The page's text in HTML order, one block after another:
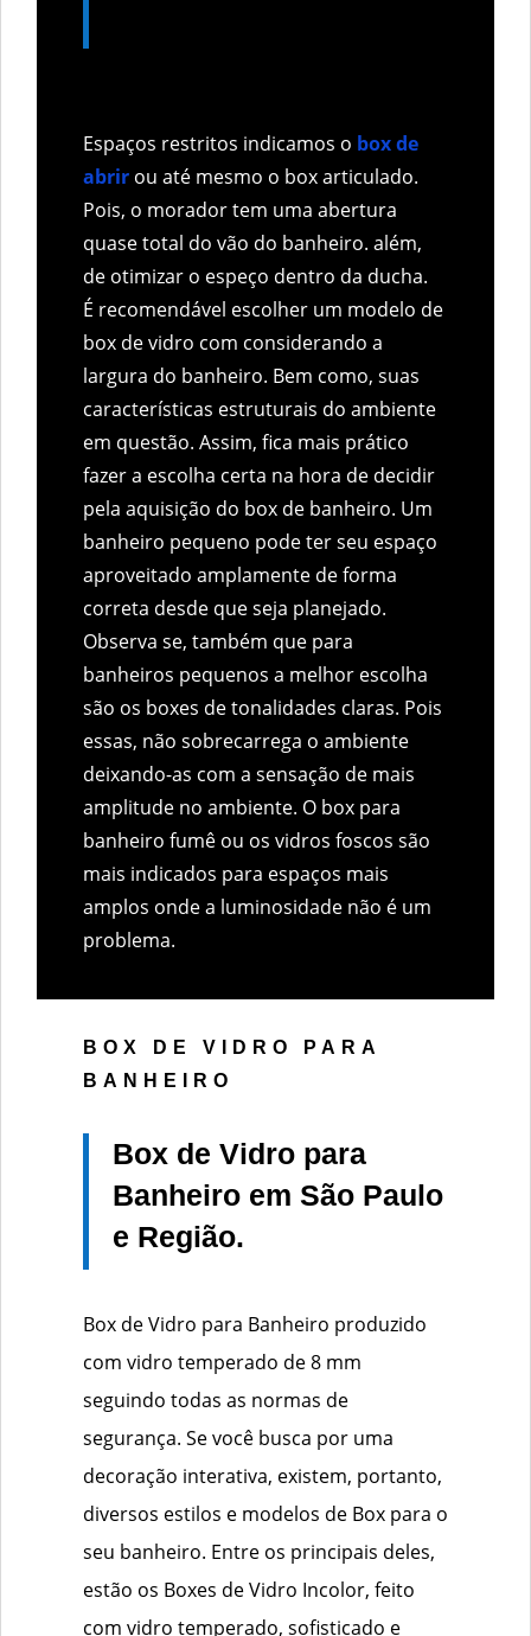
Espaços restritos indicamos o box de
abrirou até mesmo o box articulado.
Pois, o morador tem uma abertura
quase total do vão do banheiro. além,
de otimizar o espeço dentro da ducha.
É recomendável escolher um modelo de
box de vidro com considerando a
largura do banheiro. Bem como, suas
características estruturais do ambiente
em questão. Assim, fica mais prático
fazer a escolha certa na hora de decidir
pela aquisição do box de banheiro. Um
banheiro pequeno pode ter seu espaço
aproveitado amplamente de forma
correta desde que seja planejado.
Observa se, também que para
banheiros pequenos a melhor escolha
são os boxes de tonalidades claras. Pois
essas, não sobrecarrega o ambiente
deixando-as com a sensação de mais
amplitude no ambiente. O box para
banheiro fumê ou os vidros foscos são
mais indicados para espaços mais
amplos onde a luminosidade não é um
problema.
BOX DE VIDRO PARA
BANHEIRO
Box de Vidro para
Banheiro em São Paulo
e Região.
Box de Vidro para Banheiro produzido
com vidro temperado de 8 mm
seguindo todas as normas de
segurança. Se você busca por uma
decoração interativa, existem, portanto,
diversos estilos e modelos de Box para o
seu banheiro. Entre os principais deles,
estão os Boxes de Vidro Incolor, feito
com vidro temperado, sofisticado e